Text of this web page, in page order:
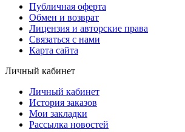
Публичная оферта
Обмен и возврат
Лицензия и авторские права
Связаться с нами
Карта сайта
Личный кабинет
Личный кабинет
История заказов
Мои закладки
Рассылка новостей